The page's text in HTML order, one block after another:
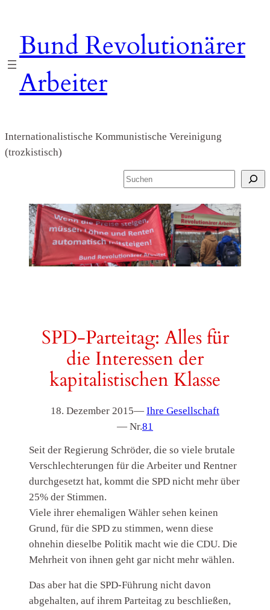
springen
Bund Revolutionärer
Arbeiter
Internationalistische Kommunistische Vereinigung
(trozkistisch)
S
c
h
e
n
SPD-Parteitag: Alles für
die Interessen der
kapitalistischen Klasse
18. Dezember 2015— Ihre Gesellschaft
— Nr.81
Seit der Regierung Schröder, die so viele brutale
Verschlechterungen für die Arbeiter und Rentner
durchgesetzt hat, kommt die SPD nicht mehr über
25% der Stimmen.
Viele ihrer ehemaligen Wähler sehen keinen
Grund, für die SPD zu stimmen, wenn diese
ohnehin dieselbe Politik macht wie die CDU. Die
Mehrheit von ihnen geht gar nicht mehr wählen.
Das aber hat die SPD-Führung nicht davon
abgehalten, auf ihrem Parteitag zu beschließen,